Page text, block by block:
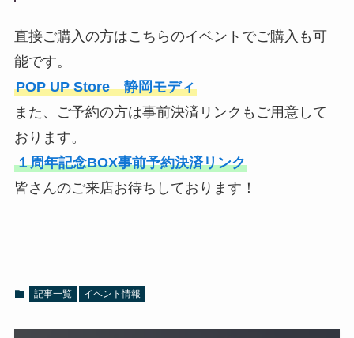
直接ご購入の方はこちらのイベントでご購入も可
能です。
POP UP Store 静岡モディ
また、ご予約の方は事前決済リンクもご用意して
おります。
１周年記念BOX事前予約決済リンク
皆さんのご来店お待ちしております！
記事一覧 イベント情報